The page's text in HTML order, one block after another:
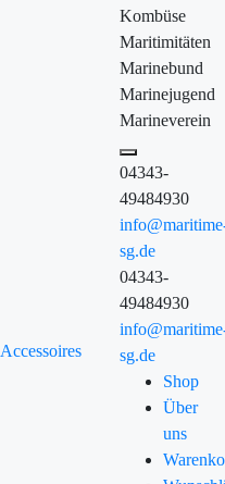
Accessoires
Kombüse
Maritimitäten
Marinebund
Marinejugend
Marineverein
04343-
49484930
sg.de
04343-
49484930
sg.de
Shop
Über
uns